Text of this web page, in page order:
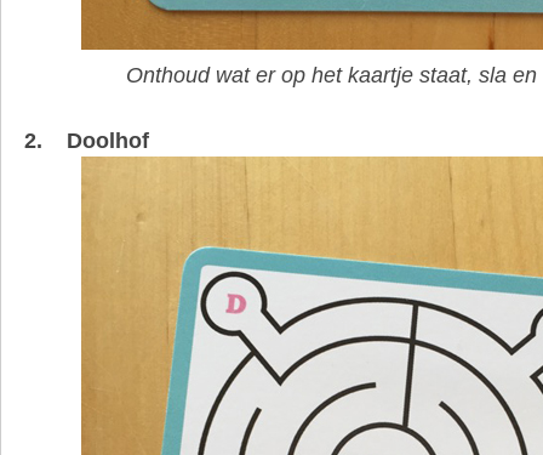
Onthoud wat er op het kaartje staat, sla
2. Doolhof